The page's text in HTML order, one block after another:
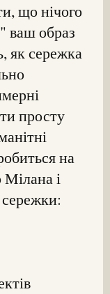
що нічого
ваш образ
як сережка
просту
на
і